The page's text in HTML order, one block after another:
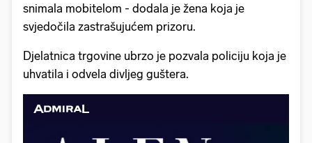
snimala mobitelom - dodala je žena koja je
svjedočila zastrašujućem prizoru.
Djelatnica trgovine ubrzo je pozvala policiju koja je
uhvatila i odvela divljeg guštera.